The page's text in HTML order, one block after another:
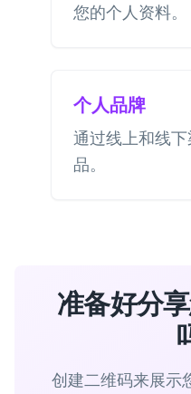
您的个人资料。
个人品牌
通过线上和线
品。
准备好分
创建二维码来展示